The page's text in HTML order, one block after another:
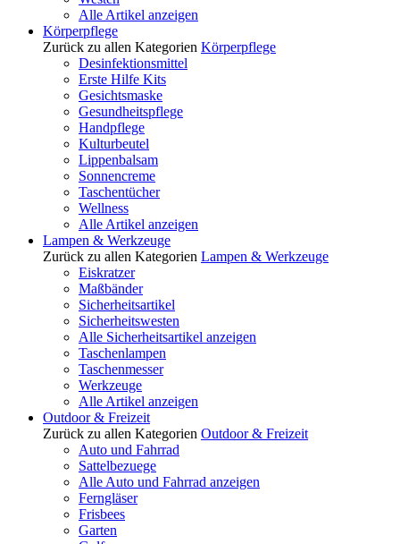
Alle Artikel anzeigen
Körperpflege
Zurück zu allen Kategorien Körperpflege
Desinfektionsmittel
Erste Hilfe Kits
Gesichtsmaske
Gesundheitspflege
Handpflege
Kulturbeutel
Lippenbalsam
Sonnencreme
Taschentücher
Wellness
Alle Artikel anzeigen
Lampen & Werkzeuge
Zurück zu allen Kategorien Lampen & Werkzeuge
Eiskratzer
Maßbänder
Sicherheitsartikel
Sicherheitswesten
Alle Sicherheitsartikel anzeigen
Taschenlampen
Taschenmesser
Werkzeuge
Alle Artikel anzeigen
Outdoor & Freizeit
Zurück zu allen Kategorien Outdoor & Freizeit
Auto und Fahrrad
Sattelbezuege
Alle Auto und Fahrrad anzeigen
Ferngläser
Frisbees
Garten